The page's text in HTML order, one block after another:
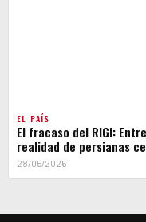
EL PAÍS
El fracaso del RIGI:
realidad de persianas
28/05/2026